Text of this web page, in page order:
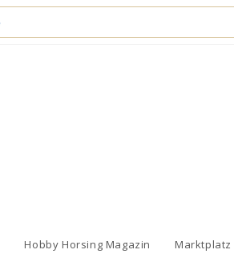
Hobby Horsing Magazin Marktplatz